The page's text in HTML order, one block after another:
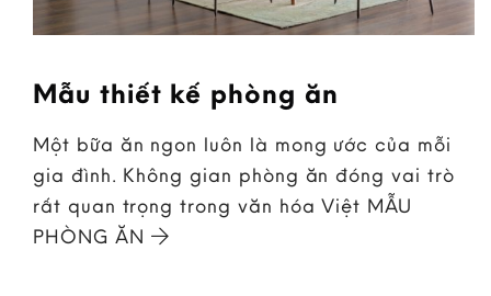
Mẫu thiết kế phòng ăn
Một bữa ăn ngon luôn là mong ước của mỗi
gia đình. Không gian phòng ăn đóng vai trò
rất quan trọng trong văn hóa Việt MẪU
PHÒNG ĂN